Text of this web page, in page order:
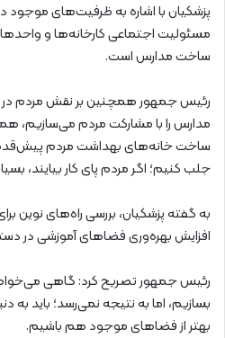
پزشکیان با اشاره به ظرفیت‌های
مسئولیت اجتماعی کارخانه‌ها و
ساخت مدارس است.
رئیس جمهور همچنین بر نقش مردم در
مدارس را با مشارکت مردم می‌سازیم،
ساخت خانه‌های بهداشت مردم پیش‌قدم
جلب کنیم؛ اگر مردم پای کار بیایند،
به گفته پزشکیان، بررسی راه‌های
افزایش بهره‌وری فضاهای آموزشی در
رئیس جمهور تصریح کرد: گاهی
بسازیم، اما به نتیجه نمی‌رسد؛ باید به
بهتر از فضاهای موجود هم باشیم.